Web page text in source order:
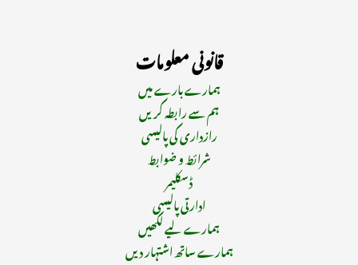
قانونی معلومات
ہمارے بارے میں
ہم سے رابطہ کریں
رازداری کی پالیسی
شرائط و ضوابط
ڈسکلیمر
ادارتی پالیسی
ہمارے لیے لکھیں
ہمارے ساتھ اشتہار دیں